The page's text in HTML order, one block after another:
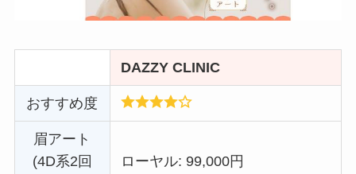
DAZZY CLINIC
おすすめ度
眉アート
(4D系2回
ローヤル: 99,000円